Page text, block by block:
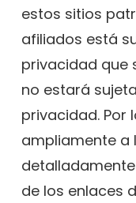
estos sitios
afiliados está
privacidad que
no estará
privacidad. Por
ampliamente a
de los enlaces